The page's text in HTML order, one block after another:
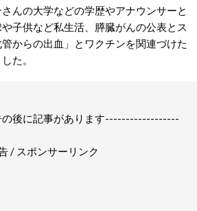
んの大学などの学歴やアナウンサーと
子供など私生活、膵臓がんの公表とス
からの出血」とワクチンを関連づけた
た。
後に記事があります------------------
/ スポンサーリンク